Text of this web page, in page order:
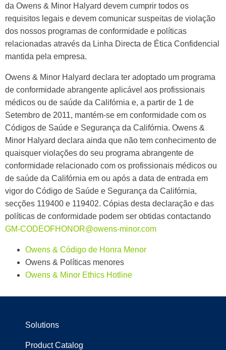
da Owens & Minor Halyard devem cumprir todos os
requisitos legais e devem comunicar suspeitas de violação
dos nossos programas de conformidade e políticas
relacionadas através da Linha Directa de Ética Confidencial
mantida pela empresa.
Owens & Minor Halyard declara ter adoptado um programa
de conformidade abrangente aplicável aos profissionais
médicos ou de saúde da Califórnia e, a partir de 1 de
Setembro de 2011, mantém-se em conformidade com os
Códigos de Saúde e Segurança da Califórnia. Owens &
Minor Halyard declara ainda que não tem conhecimento de
quaisquer violações do seu programa abrangente de
conformidade relacionado com os profissionais médicos ou
de saúde da Califórnia em ou após a data de entrada em
vigor do Código de Saúde e Segurança da Califórnia,
secções 119400 e 119402. Cópias desta declaração e das
políticas de conformidade podem ser obtidas contactando
GM-CODEOFHONOR@owens-minor.com
Owens & Código de Honra Menor
Owens & Políticas menores
Owens & Minor Ethics Hotline
Solutions
Product Catalog